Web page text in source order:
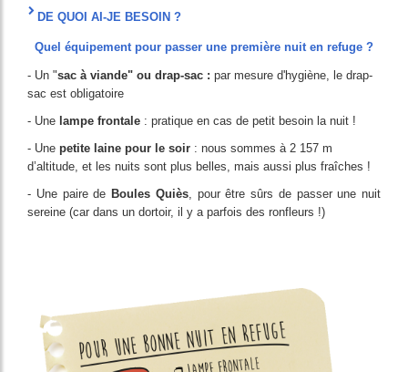
DE QUOI AI-JE BESOIN ?
Quel équipement pour passer une première nuit en refuge ?
- Un "sac à viande" ou drap-sac : par mesure d'hygiène, le drap-
sac est obligatoire
- Une lampe frontale : pratique en cas de petit besoin la nuit !
- Une petite laine pour le soir : nous sommes à 2 157 m
d’altitude, et les nuits sont plus belles, mais aussi plus fraîches !
- Une paire de Boules Quiès, pour être sûrs de passer une nuit
sereine (car dans un dortoir, il y a parfois des ronfleurs !)